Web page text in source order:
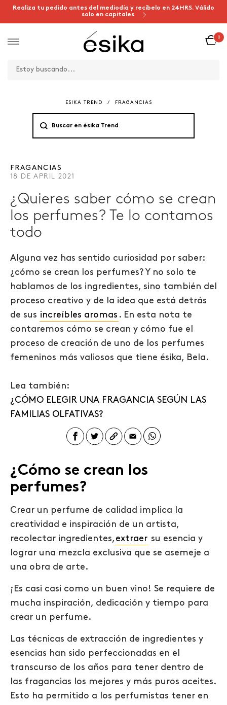
Realiza tu pedido antes del mediodía y recíbelo en 24HRS. Válido
solo en capitales
0
ESIKA TREND / FRAGANCIAS
FRAGANCIAS
18 DE APRIL 2021
¿Quieres saber cómo se crean
los perfumes? Te lo contamos
todo
Alguna vez has sentido curiosidad por saber:
¿cómo se crean los perfumes? Y no solo te
hablamos de los ingredientes, sino también del
proceso creativo y de la idea que está detrás
de sus increíbles aromas . En esta nota te
contaremos cómo se crean y cómo fue el
proceso de creación de uno de los perfumes
femeninos más valiosos que tiene ésika, Bela.
Lea también:
¿CÓMO ELEGIR UNA FRAGANCIA SEGÚN LAS
FAMILIAS OLFATIVAS?
¿Cómo se crean los
perfumes?
Crear un perfume de calidad implica la
creatividad e inspiración de un artista,
recolectar ingredientes, extraer su esencia y
lograr una mezcla exclusiva que se asemeje a
una obra de arte.
¡Es casi casi como un buen vino! Se requiere de
mucha inspiración, dedicación y tiempo para
crear un perfume.
Las técnicas de extracción de ingredientes y
esencias han sido perfeccionadas en el
transcurso de los años para tener dentro de
las fragancias los mejores y más puros aceites.
Esto ha permitido a los perfumistas tener en